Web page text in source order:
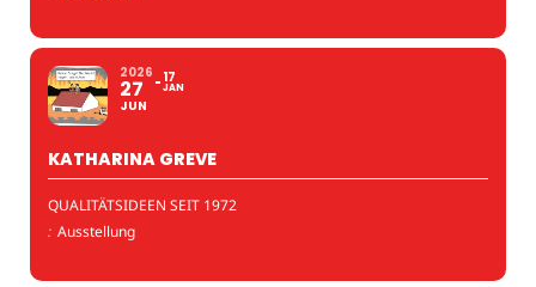
2026
27
JUN
17
JAN
KATHARINA GREVE
QUALITÄTSIDEEN SEIT 1972
: Ausstellung